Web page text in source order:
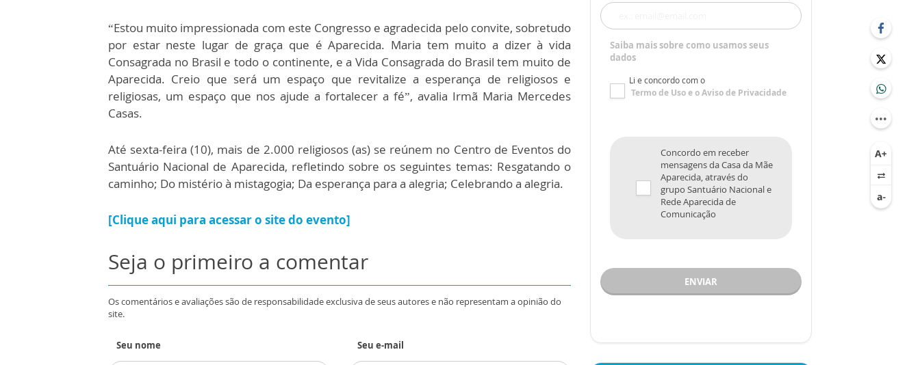
“Estou muito impressionada com este Congresso e agradecida pelo convite, sobretudo
por estar neste lugar de graça que é Aparecida. Maria tem muito a dizer à vida
Consagrada no Brasil e todo o continente, e a Vida Consagrada do Brasil tem muito de
Aparecida. Creio que será um espaço que revitalize a esperança de religiosos e
religiosas, um espaço que nos ajude a fortalecer a fé”, avalia Irmã Maria Mercedes
Casas.
Até sexta-feira (10), mais de 2.000 religiosos (as) se reúnem no Centro de Eventos do
Santuário Nacional de Aparecida, refletindo sobre os seguintes temas: Resgatando o
caminho; Do mistério à mistagogia; Da esperança para a alegria; Celebrando a alegria.
[Clique aqui para acessar o site do evento]
Seja o primeiro a comentar
Os comentários e avaliações são de responsabilidade exclusiva de seus autores e não representam a opinião do
site.
Seu nome Seu e-mail
Saiba mais sobre como usamos seus
dados
Li e concordo com o
Termo de Usoe oAviso de Privacidade
Concordo em receber
mensagens da Casa da Mãe
Aparecida, através do
grupo Santuário Nacional e
Rede Aparecida de
Comunicação
ENVIAR